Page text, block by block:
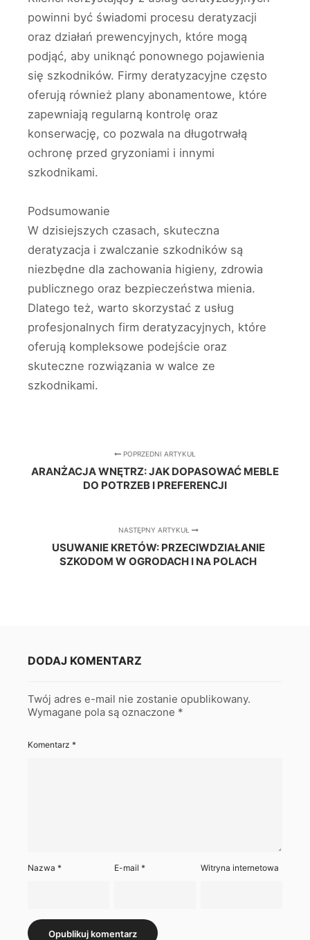
powinni być świadomi procesu deratyzacji
oraz działań prewencyjnych, które mogą
podjąć, aby uniknąć ponownego pojawienia
się szkodników. Firmy deratyzacyjne często
oferują również plany abonamentowe, które
zapewniają regularną kontrolę oraz
konserwację, co pozwala na długotrwałą
ochronę przed gryzoniami i innymi
szkodnikami.
Podsumowanie
W dzisiejszych czasach, skuteczna
deratyzacja i zwalczanie szkodników są
niezbędne dla zachowania higieny, zdrowia
publicznego oraz bezpieczeństwa mienia.
Dlatego też, warto skorzystać z usług
profesjonalnych firm deratyzacyjnych, które
oferują kompleksowe podejście oraz
skuteczne rozwiązania w walce ze
szkodnikami.
POPRZEDNI ARTYKUŁ
ARANŻACJA WNĘTRZ: JAK DOPASOWAĆ MEBLE
DO POTRZEB I PREFERENCJI
NASTĘPNY ARTYKUŁ
USUWANIE KRETÓW: PRZECIWDZIAŁANIE
SZKODOM W OGRODACH I NA POLACH
DODAJ KOMENTARZ
Twój adres e-mail nie zostanie opublikowany.
Wymagane pola są oznaczone *
Komentarz *
Nazwa * E-mail* Witryna internetowa